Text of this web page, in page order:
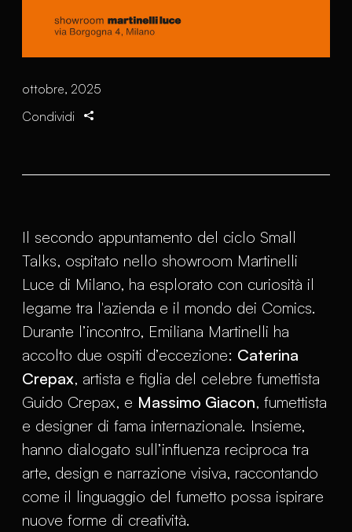
ottobre, 2025
Condividi
Il secondo appuntamento del ciclo Small
Talks, ospitato nello showroom Martinelli
Luce di Milano, ha esplorato con curiosità il
legame tra l'azienda e il mondo dei Comics.
Durante l’incontro, Emiliana Martinelli ha
accolto due ospiti d’eccezione: Caterina
Crepax, artista e figlia del celebre fumettista
Guido Crepax, e Massimo Giacon, fumettista
e designer di fama internazionale. Insieme,
hanno dialogato sull’influenza reciproca tra
arte, design e narrazione visiva, raccontando
come il linguaggio del fumetto possa ispirare
nuove forme di creatività.